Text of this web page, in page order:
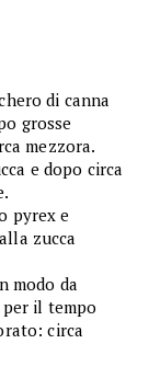
di canna
grosse
mezzora.
e dopo circa
pyrex e
zucca
modo da
il tempo
circa